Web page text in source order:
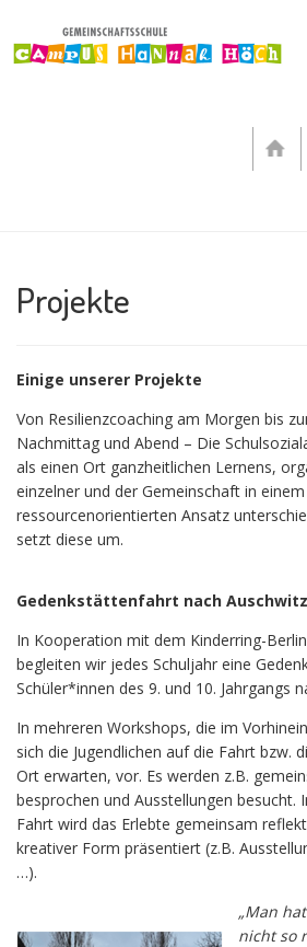
Projekte
Einige unserer Projekte
Von Resilienzcoaching am Morgen bis
Nachmittag und Abend – Die
als einen Ort ganzheitlichen Lernens,
einzelner und der Gemeinschaft in
ressourcenorientierten Ansatz
setzt diese um.
Gedenkstättenfahrt nach Auschwitz
In Kooperation mit dem Kinderring-
begleiten wir jedes Schuljahr eine
Schüler*innen des 9. und 10. Jahrgangs
In mehreren Workshops, die im
sich die Jugendlichen auf die Fahrt bzw.
Ort erwarten, vor. Es werden z.B.
besprochen und Ausstellungen besucht.
Fahrt wird das Erlebte gemeinsam
kreativer Form präsentiert (z.B.
…).
„Man
nicht so